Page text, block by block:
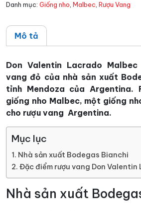
lượng
Danh mục: Giống nho, Malbec, Rượu Vang
Mô tả
Don Valentin Lacrado
vang đỏ của nhà sản xuất
tỉnh Mendoza của Argentina.
giống nho Malbec, một giống
cho rượu vang Argentina.
Mục lục
Nhà sản xuất Bodegas Bianchi
Đặc điểm rượu vang Don
Nhà sản xuất